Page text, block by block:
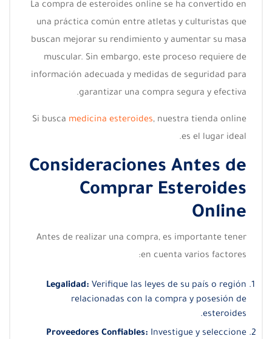
La compra de esteroides online se ha convertido en
una práctica común entre atletas y culturistas que
buscan mejorar su rendimiento y aumentar su masa
muscular. Sin embargo, este proceso requiere de
información adecuada y medidas de seguridad para
garantizar una compra segura y efectiva.
Si busca medicina esteroides, nuestra tienda online
es el lugar ideal.
Consideraciones Antes de
Comprar Esteroides
Online
Antes de realizar una compra, es importante tener
en cuenta varios factores:
Legalidad: Verifique las leyes de su país o región
relacionadas con la compra y posesión de
esteroides.
Proveedores Confiables: Investigue y seleccione